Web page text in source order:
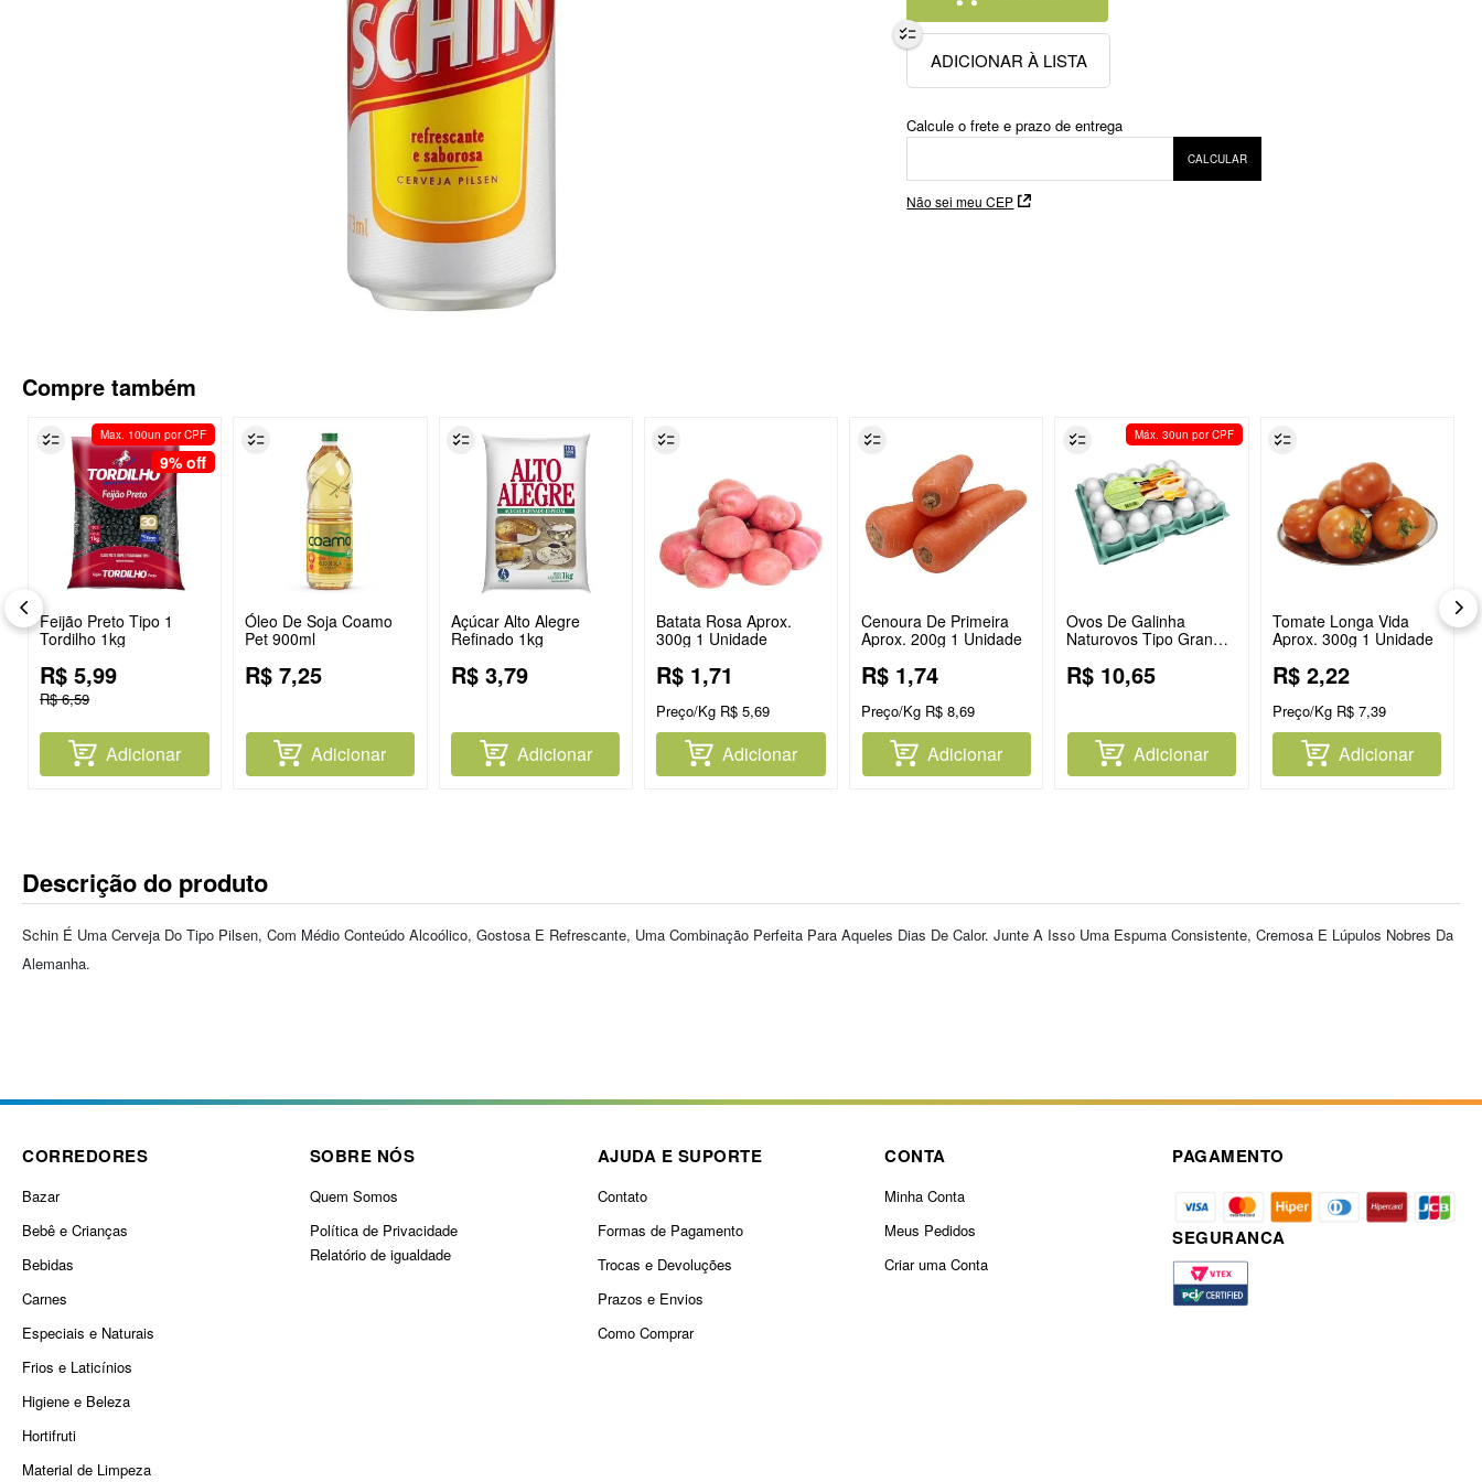
Não sei meu CEP
Compre também
Max. 100un por CPF
9% off
Feijão Preto Tipo 1
Tordilho 1kg
R$ 5,99
R$ 6,59
Adicionar
Óleo De Soja Coamo
Pet 900ml
R$ 7,25
Adicionar
Açúcar Alto Alegre
Refinado 1kg
R$ 3,79
Adicionar
Batata Rosa Aprox.
300g 1 Unidade
R$ 1,71
Preço/Kg R$ 5,69
Adicionar
Cenoura De Primeira
Aprox. 200g 1 Unidade
R$ 1,74
Preço/Kg R$ 8,69
Adicionar
Máx. 30un por CPF
Ovos De Galinha
Naturovos Tipo Grande
Unidades
R$ 10,65
Adicionar
Tomate Longa Vida
Aprox. 300g 1 Unidade
R$ 2,22
Preço/Kg R$ 7,39
Adicionar
Descrição do produto
Schin É Uma Cerveja Do Tipo Pilsen, Com Médio Conteúdo Alcoólico, Gostosa E Refrescante, Uma Combinação Perfeita Para Aqueles Dias De Calor. Junte A Isso Uma Espuma Consistente, Cremosa E Lúpulos Nobres Da
Alemanha.
CORREDORES
Bazar
Bebê e Crianças
Bebidas
Carnes
Especiais e Naturais
Frios e Laticínios
Higiene e Beleza
Hortifruti
Material de Limpeza
SOBRE NÓS
Quem Somos
Política de Privacidade
Relatório de igualdade
AJUDA E SUPORTE
Contato
Formas de Pagamento
Trocas e Devoluções
Prazos e Envios
Como Comprar
CONTA
Minha Conta
Meus Pedidos
Criar uma Conta
PAGAMENTO
SEGURANCA